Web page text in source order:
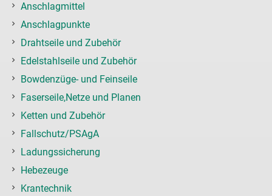
Anschlagmittel
Anschlagpunkte
Drahtseile und Zubehör
Edelstahlseile und Zubehör
Bowdenzüge- und Feinseile
Faserseile,Netze und Planen
Ketten und Zubehör
Fallschutz/PSAgA
Ladungssicherung
Hebezeuge
Krantechnik